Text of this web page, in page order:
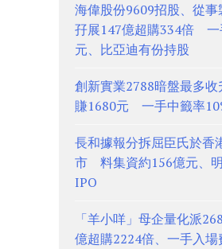
海偉股份9609招股、從
孖展147億超購334倍 一
元、比亞迪有份持股
創新實業2788暗盤最多
賺1680元 一手中籤率
長和據報分拆屈臣氏於香
市 料集資約156億元、
IPO
「羊小咩」母企量化派
億超購2224倍、一手入場